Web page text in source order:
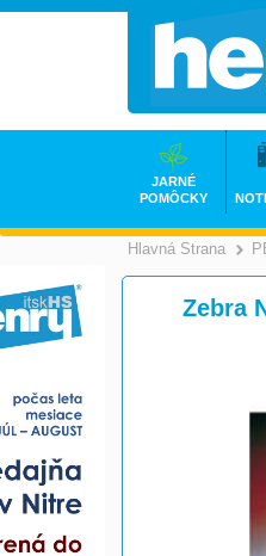
Hlavná Strana
Zebra
JARNÉ
POMÔCKY